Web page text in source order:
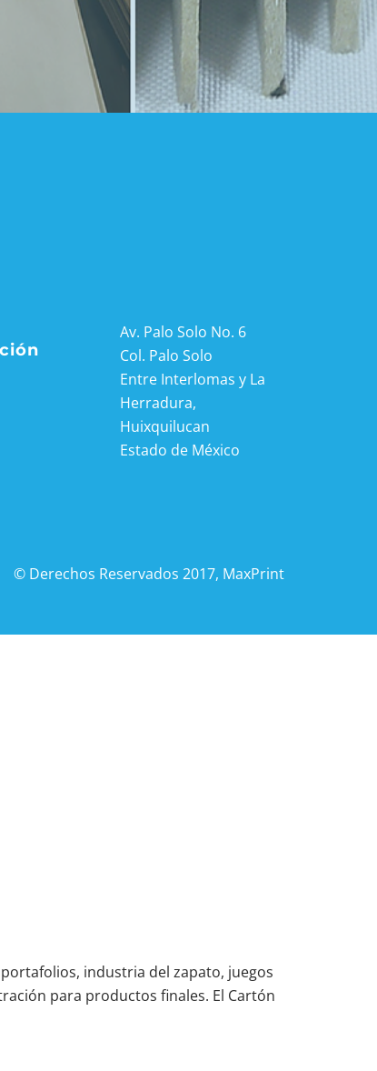
Av. Palo Solo No. 6
Col. Palo Solo
Entre Interlomas y La
Herradura,
Huixquilucan
​Estado de México
© Derechos Reservados 2017, MaxPrint
industria del zapato, juegos
para productos finales. El Cartón